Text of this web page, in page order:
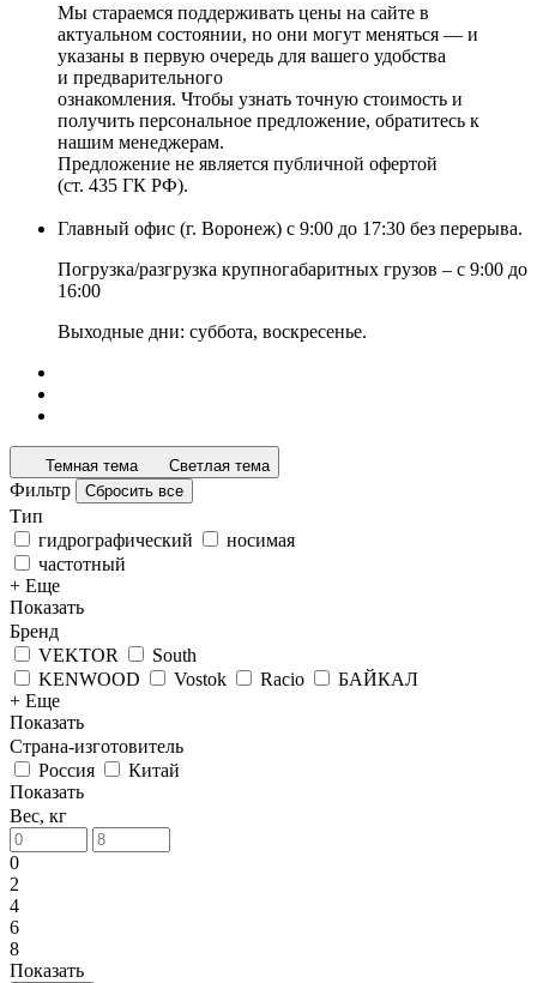
Мы стараемся поддерживать цены на сайте в
актуальном состоянии, но они могут меняться — и
указаны в первую очередь для вашего удобства
и предварительного
ознакомления. Чтобы узнать точную стоимость и
получить персональное предложение, обратитесь к
нашим менеджерам.
Предложение не является публичной офертой
(ст. 435 ГК РФ).
Главный офис (г. Воронеж) с 9:00 до 17:30 без перерыва.
Погрузка/разгрузка крупногабаритных грузов – с 9:00 до
16:00
Выходные дни: суббота, воскресенье.
Темная тема Светлая тема
Фильтр Сбросить все
Тип
гидрографический
носимая
частотный
+ Еще
Показать
Бренд
VEKTOR
South
KENWOOD
Vostok Racio
БАЙКАЛ
+ Еще
Показать
Страна-изготовитель
Россия
Китай
Показать
Вес, кг
0
2
4
6
8
Показать